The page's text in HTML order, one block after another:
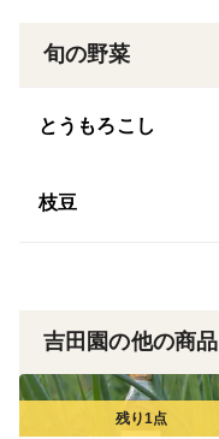
旬の野菜
とうもろこし
枝豆
吉田園の他の商品